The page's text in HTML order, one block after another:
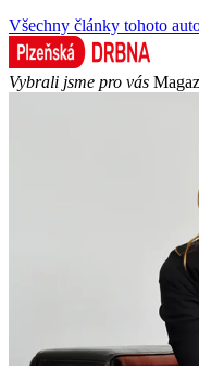
Všechny články tohoto
Vybrali jsme pro vás